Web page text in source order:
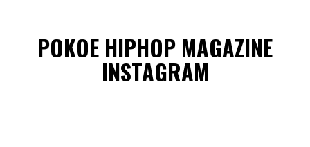
POKOE HIPHOP MAGAZINE
INSTAGRAM